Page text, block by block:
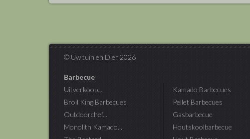
© Uw tuin en Dier 2026
Barbecue
Uitverkoop...
Broil King Barbecues
Outdoorchef...
Monolith Kamado...
Kamado Barbecues
Pellet Barbecues
Gasbarbecue
Houtskoolbarbecue